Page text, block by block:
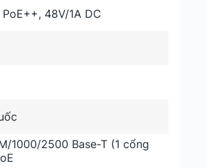
48V/1A DC
1000/2500 Base-T (1 cổng